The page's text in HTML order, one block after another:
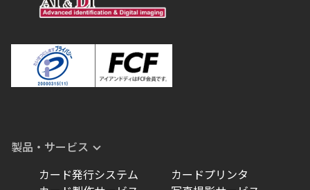
製品・サービス
カード発行システム
カードプリンタ